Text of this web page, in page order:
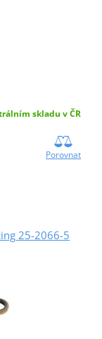
skladu v ČR
Porovnat
25-2066-5